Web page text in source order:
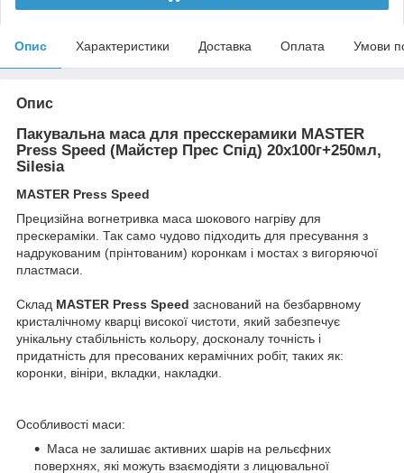
Опис Характеристики Доставка Оплата Умови
Опис
Пакувальна маса для пресскерамики MASTER
Press Speed (Майстер Прес Спід) 20х100г+250мл,
Silesia
MASTER Press Speed
Прецизійна вогнетривка маса шокового нагріву для
прескераміки. Так само чудово підходить для пресування з
надрукованим (прінтованим) коронкам і мостах з вигоряючої
пластмаси.
Склад MASTER Press Speed заснований на безбарвному
кристалічному кварці високої чистоти, який забезпечує
унікальну стабільність кольору, досконалу точність і
придатність для пресованих керамічних робіт, таких як:
коронки, вініри, вкладки, накладки.
Особливості маси:
Маса не залишає активних шарів на рельєфних
поверхнях, які можуть взаємодіяти з лицювальної